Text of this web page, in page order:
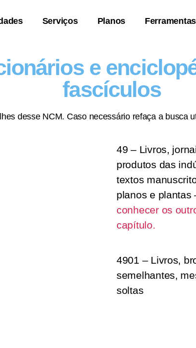
Serviços Planos
e
fascículos
desse NCM. Caso necessário refaça a busca
49 – Livros,
produtos das
textos
planos e plantas
conhecer os
capítulo.
4901 – Livros,
semelhantes,
soltas